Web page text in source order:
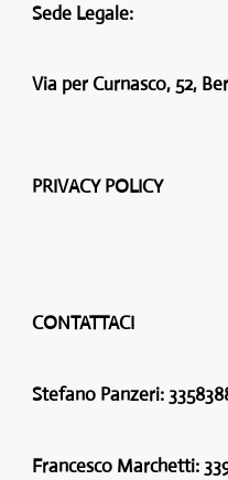
Sede Legale:
Via per Curnasco, 52,
PRIVACY POLICY
CONTATTACI
Stefano Panzeri:
Francesco Marchetti: